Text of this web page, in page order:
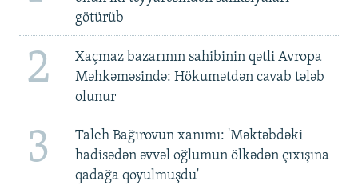
götürüb
2
Xaçmaz bazarının sahibinin qətli Avropa
Məhkəməsində: Hökumətdən cavab tələb
olunur
3
Taleh Bağırovun xanımı: 'Məktəbdəki
hadisədən əvvəl oğlumun ölkədən çıxışına
qadağa qoyulmuşdu'